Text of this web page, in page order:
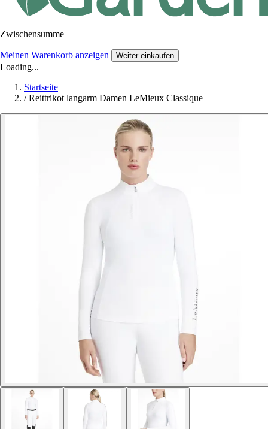
Zwischensumme
Meinen Warenkorb anzeigen Weiter einkaufen
Loading...
Startseite
/ Reittrikot langarm Damen LeMieux Classique